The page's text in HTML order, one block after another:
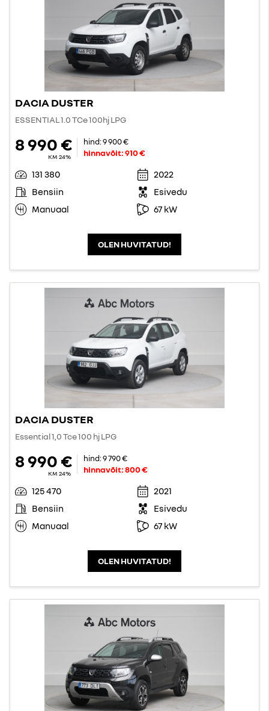
DACIA DUSTER
ESSENTIAL 1.0 TCe 100hj LPG
8 990 €
KM 24%
hind:9 900 €
hinnavõit:910 €
131 380
2022
Bensiin
Esivedu
Manuaal
67 kW
OLEN HUVITATUD!
DACIA DUSTER
Essential 1,0 Tce 100 hj LPG
8 990 €
KM 24%
hind:9 790 €
hinnavõit:800 €
125 470
2021
Bensiin
Esivedu
Manuaal
67 kW
OLEN HUVITATUD!